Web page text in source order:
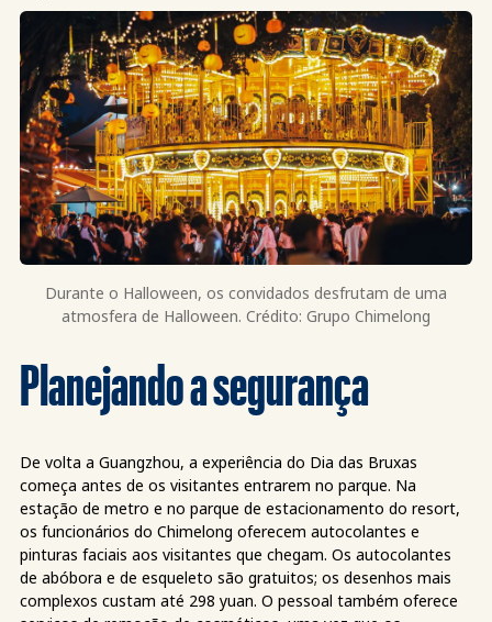
Durante o Halloween, os convidados desfrutam de uma
atmosfera de Halloween. Crédito: Grupo Chimelong
Planejando a segurança
De volta a Guangzhou, a experiência do Dia das Bruxas
começa antes de os visitantes entrarem no parque. Na
estação de metro e no parque de estacionamento do resort,
os funcionários do Chimelong oferecem autocolantes e
pinturas faciais aos visitantes que chegam. Os autocolantes
de abóbora e de esqueleto são gratuitos; os desenhos mais
complexos custam até 298 yuan. O pessoal também oferece